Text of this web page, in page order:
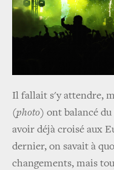
Il fallait s'y attendre,
(photo) ont balancé
avoir déjà croisé aux
dernier, on savait à
changements, mais